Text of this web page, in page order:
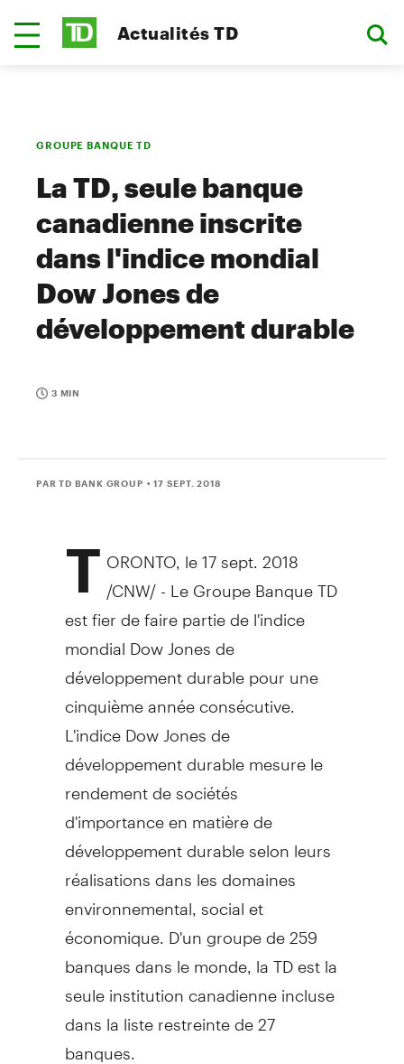
Actualités TD
GROUPE BANQUE TD
La TD, seule banque
canadienne inscrite
dans l'indice mondial
Dow Jones de
développement durable
3 MIN
PAR TD BANK GROUP • 17 SEPT. 2018
T ORONTO , le 17 sept. 2018
/CNW/ -Le Groupe Banque TD
est fier de faire partie de l'indice
mondial Dow Jones de
développement durable pour une
cinquième année consécutive.
L'indice Dow Jones de
développement durable mesure le
rendement de sociétés
d'importance en matière de
développement durable selon leurs
réalisations dans les domaines
environnemental, social et
économique. D'un groupe de 259
banques dans le monde, la TD est la
seule institution canadienne incluse
dans la liste restreinte de 27
banques.